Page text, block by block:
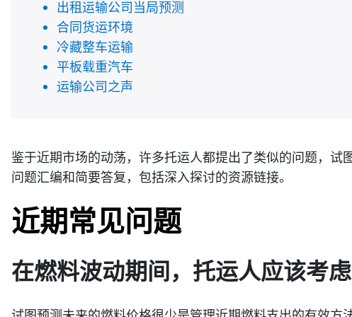
出租运输公司当局预测
合同货运环境
冷藏整车运输
平板载重汽车
运输公司之声
鉴于近期市场的动荡，许多托运人都提出了类似的问题，试
问题汇编和简要答复，包括深入探讨的资源链接。
近期常见问题
在燃料波动期间，托运人应该考虑